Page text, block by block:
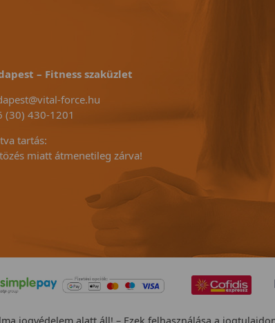
– Fitness szaküzlet
force.hu
(30) 430-1201
tartás:
miatt átmenetileg zárva!